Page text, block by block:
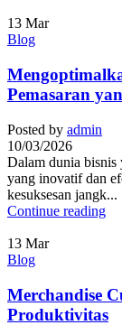
13 Mar
Blog
Pemasaran
Posted by admin
10/03/2026
Dalam dunia bisnis
yang inovatif dan
kesuksesan jangk...
Continue reading
13 Mar
Blog
Merchandise
Produktivitas